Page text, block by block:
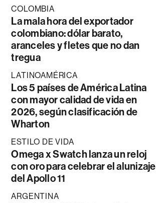
COLOMBIA
La mala hora del exportador
colombiano: dólar barato,
aranceles y fletes que no dan
tregua
LATINOAMÉRICA
Los 5 países de América Latina
con mayor calidad de vida en
2026, según clasificación de
Wharton
ESTILO DE VIDA
Omega x Swatch lanza un reloj
con oro para celebrar el alunizaje
del Apollo 11
ARGENTINA